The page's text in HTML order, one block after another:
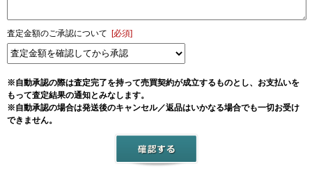
査定金額のご承認について [必須]
※自動承認の際は査定完了を持って売買契約が成立するものとし、お支払いを
もって査定結果の通知とみなします。
※自動承認の場合は発送後のキャンセル／返品はいかなる場合でも一切お受け
できません。